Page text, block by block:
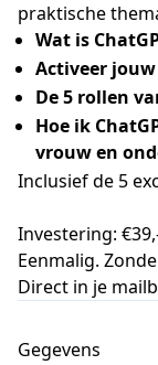
praktische
Wat is
Activeer
De 5 rollen
Hoe ik
vrouw en
Inclusief de 5
Investering:
Eenmalig.
Direct in je
Gegevens